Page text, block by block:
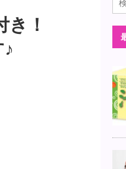
！